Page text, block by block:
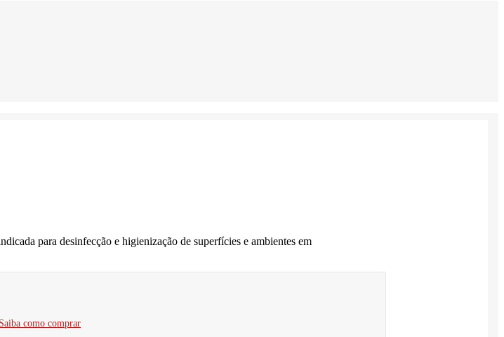
para desinfecção e higienização de superfícies e ambientes em
Saiba como comprar